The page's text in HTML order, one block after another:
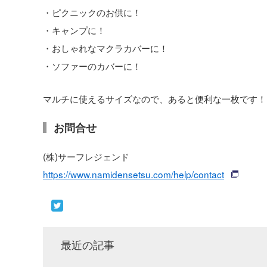
・ピクニックのお供に！
・キャンプに！
・おしゃれなマクラカバーに！
・ソファーのカバーに！
マルチに使えるサイズなので、あると便利な一枚です！
お問合せ
(株)サーフレジェンド
https://www.namidensetsu.com/help/contact
最近の記事